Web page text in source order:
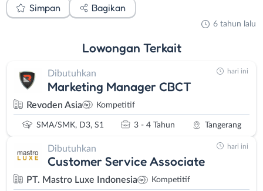
Simpan Bagikan
6 tahun lalu
Lowongan Terkait
Dibutuhkan
Marketing Manager CBCT
Revoden Asia Kompetitif
SMA/SMK, D3, S1 3 - 4 Tahun Tangerang
hari ini
Dibutuhkan
Customer Service Associate
PT. Mastro Luxe Indonesia Kompetitif
hari ini